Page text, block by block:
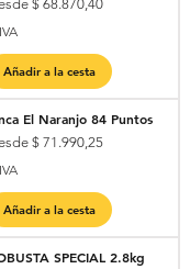
$ 68.870,40
Añadir a la cesta
El Naranjo 84 Puntos
$ 71.990,25
de oferta
Añadir a la cesta
SPECIAL 2.8kg